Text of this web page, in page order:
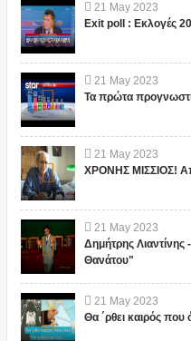
21 May 2023
Exit poll : Εκλογές
21 May 2023
Τα πρώτα
21 May 2023
ΧΡΟΝΗΣ ΜΙΣΣΙΟΣ!
21 May 2023
Δημήτρης
Θανάτου"
21 May 2023
Θα ΄ρθει καιρός που